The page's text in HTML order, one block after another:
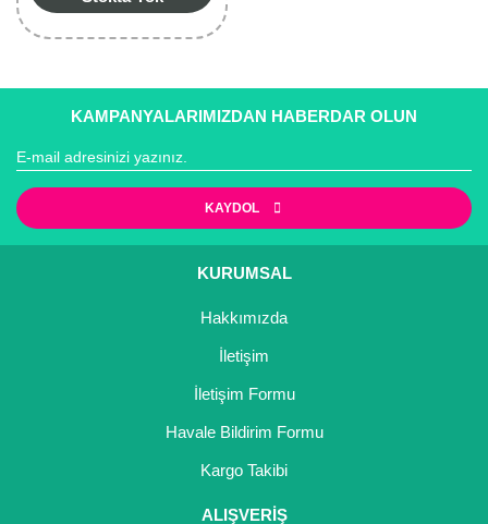
KAMPANYALARIMIZDAN HABERDAR OLUN
KAYDOL
KURUMSAL
Hakkımızda
İletişim
İletişim Formu
Havale Bildirim Formu
Kargo Takibi
ALIŞVERİŞ